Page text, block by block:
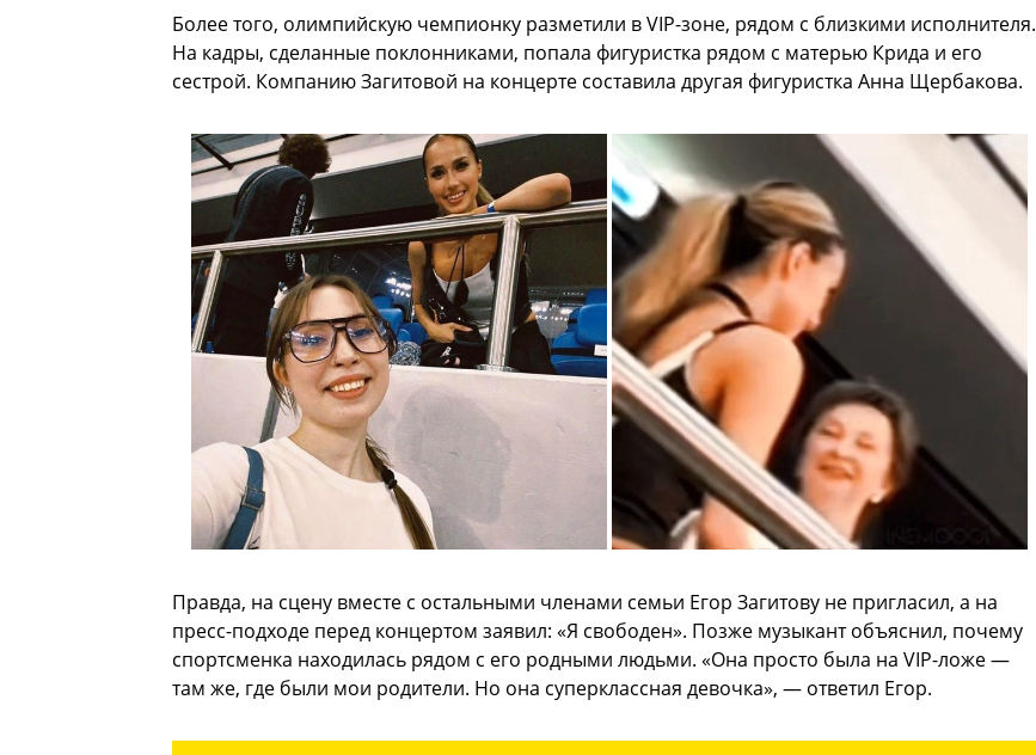
Более того, олимпийскую чемпионку разметили в VIP-зоне, рядом с близкими исполнителя.
На кадры, сделанные поклонниками, попала фигуристка рядом с матерью Крида и его
сестрой. Компанию Загитовой на концерте составила другая фигуристка Анна Щербакова.
Правда, на сцену вместе с остальными членами семьи Егор Загитову не пригласил, а на
пресс-подходе перед концертом заявил: «Я свободен». Позже музыкант объяснил, почему
спортсменка находилась рядом с его родными людьми. «Она просто была на VIP-ложе —
там же, где были мои родители. Но она суперклассная девочка», — ответил Егор.